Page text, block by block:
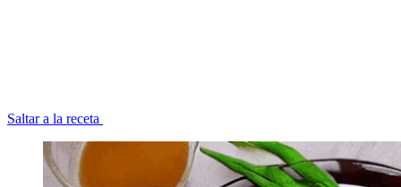
Saltar a la receta